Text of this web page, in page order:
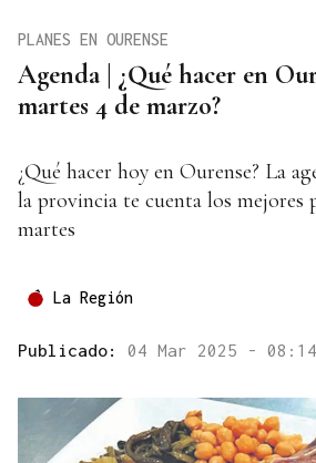
Agenda | ¿Qué hacer en
martes 4 de marzo?
PLANES EN OURENSE
¿Qué hacer hoy en Ourense? La
la provincia te cuenta los mejores
martes
La Región
Publicado: 04 Mar 2025 - 08:14